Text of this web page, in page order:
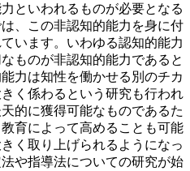
といわれるものが必要となる
、この非認知的能力を身に付
います。いわゆる認知的能力
ものが非認知的能力であると
力は知性を働かせる別のチカ
く係わるという研究も行われ
的に獲得可能なものであるた
育によって高めることも可能
く取り上げられるようになっ
や指導法についての研究が始